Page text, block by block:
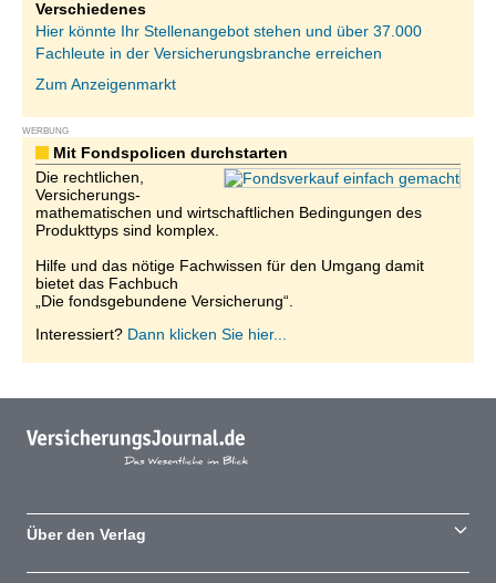
Verschiedenes
Hier könnte Ihr Stellenangebot stehen und über 37.000
Fachleute in der Versicherungsbranche erreichen
Zum Anzeigenmarkt
WERBUNG
Mit Fondspolicen durchstarten
Die rechtlichen,
Versicherungs-
mathematischen und wirtschaftlichen Bedingungen des
Produkttyps sind komplex.
Hilfe und das nötige Fachwissen für den Umgang damit
bietet das Fachbuch
„Die fondsgebundene Versicherung“.
Interessiert? Dann klicken Sie hier...
Über den Verlag